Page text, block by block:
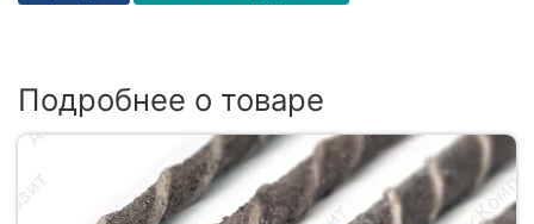
Подробнее о товаре